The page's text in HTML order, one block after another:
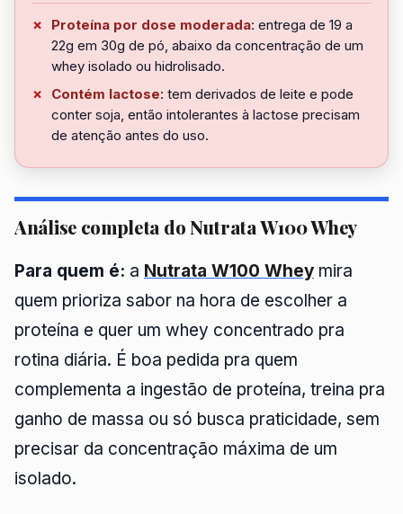
Proteína por dose moderada: entrega de 19 a
22g em 30g de pó, abaixo da concentração de um
whey isolado ou hidrolisado.
Contém lactose: tem derivados de leite e pode
conter soja, então intolerantes à lactose precisam
de atenção antes do uso.
Análise completa do Nutrata W100 Whey
Para quem é: a Nutrata W100 Whey mira
quem prioriza sabor na hora de escolher a
proteína e quer um whey concentrado pra
rotina diária. É boa pedida pra quem
complementa a ingestão de proteína, treina pra
ganho de massa ou só busca praticidade, sem
precisar da concentração máxima de um
isolado.